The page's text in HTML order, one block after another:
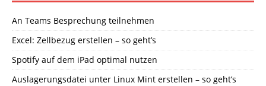
An Teams Besprechung teilnehmen
Excel: Zellbezug erstellen – so geht’s
Spotify auf dem iPad optimal nutzen
Auslagerungsdatei unter Linux Mint erstellen – so geht’s